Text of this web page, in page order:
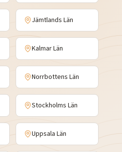
Jämtlands Län
Kalmar Län
Norrbottens Län
Stockholms Län
Uppsala Län